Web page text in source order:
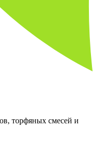
торфяных смесей и